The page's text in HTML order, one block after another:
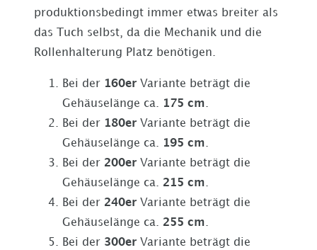
produktionsbedingt immer etwas breiter als
das Tuch selbst, da die Mechanik und die
Rollenhalterung Platz benötigen.
Bei der 160er Variante beträgt die
Gehäuselänge ca.
175 cm
Bei der 180er Variante beträgt die
Gehäuselänge ca.
195 cm
Bei der 200er Variante beträgt die
Gehäuselänge ca. 215 cm
Bei der 240er Variante beträgt die
Gehäuselänge ca. 255 cm
Bei der 300er Variante beträgt die